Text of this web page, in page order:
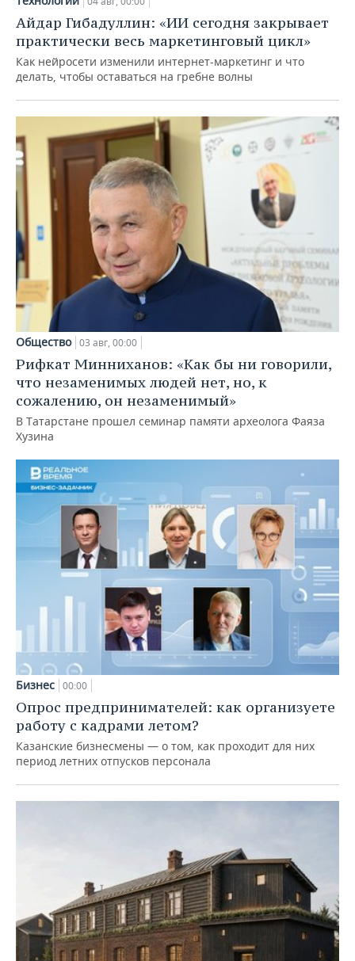
Айдар Гибадуллин: «ИИ сегодня закрывает
практически весь маркетинговый цикл»
Как нейросети изменили интернет-маркетинг и что
делать, чтобы оставаться на гребне волны
Общество 03 авг, 00:00
Рифкат Минниханов: «Как бы ни говорили,
что незаменимых людей нет, но, к
сожалению, он незаменимый»
В Татарстане прошел семинар памяти археолога Фаяза
Хузина
Бизнес 00:00
Опрос предпринимателей: как организуете
работу с кадрами летом?
Казанские бизнесмены — о том, как проходит для них
период летних отпусков персонала